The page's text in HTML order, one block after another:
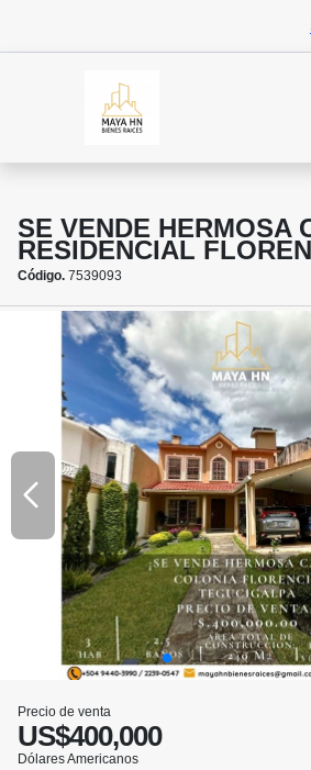
SE VENDE HERMOSA
RESIDENCIAL
Código. 7539093
Precio de venta
US$400,000
Dólares Americanos